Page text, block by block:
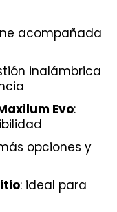
acompañada
inalámbrica
Evo:
opciones y
: ideal para